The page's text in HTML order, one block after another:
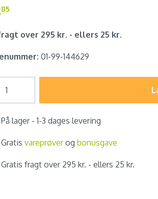
85
over 295 kr. - ellers 25 kr.
01-99-144629
På lager - 1-3 dages levering
Gratis vareprøverog bonusgave
Gratis fragt over 295 kr. - ellers 25 kr.